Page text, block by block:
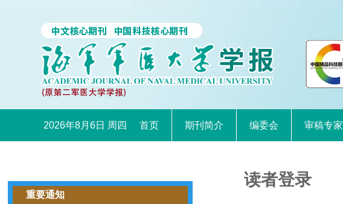
2026年8月6日 周四 首页 期刊简介 编委会 审稿专家
读者登录
重要通知